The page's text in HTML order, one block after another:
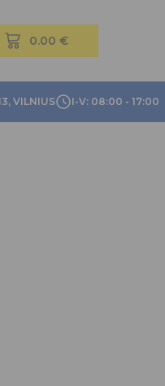
VILNIUS I-V: 08:00 - 17:00